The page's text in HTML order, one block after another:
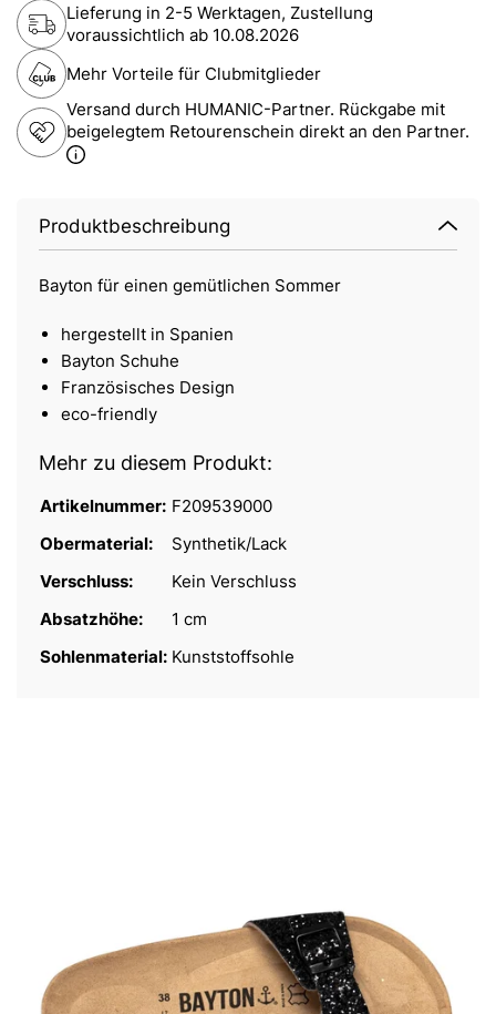
Lieferung in 2-5 Werktagen, Zustellung
voraussichtlich ab 10.08.2026
Mehr Vorteile für Clubmitglieder
Versand durch HUMANIC-Partner. Rückgabe mit
beigelegtem Retourenschein direkt an den Partner.
Produktbeschreibung
Bayton für einen gemütlichen Sommer
hergestellt in Spanien
Bayton Schuhe
Französisches Design
eco-friendly
Mehr zu diesem Produkt:
Artikelnummer: F209539000
Obermaterial:
Synthetik/Lack
Verschluss:
Kein Verschluss
Absatzhöhe:
1 cm
Sohlenmaterial: Kunststoffsohle